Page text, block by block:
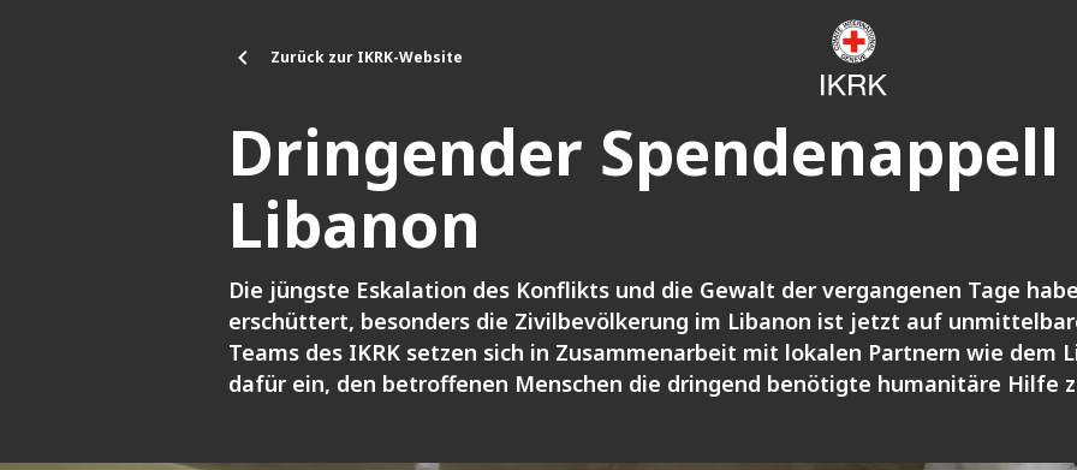
Zurück zur IKRK-Website
Dringender
Libanon
Die jüngste Eskalation des Konflikts und die Gewalt der vergangenen Tage
erschüttert, besonders die Zivilbevölkerung im Libanon ist jetzt auf
Teams des IKRK setzen sich in Zusammenarbeit mit lokalen Partnern wie dem
dafür ein, den betroffenen Menschen die dringend benötigte humanitäre Hilfe